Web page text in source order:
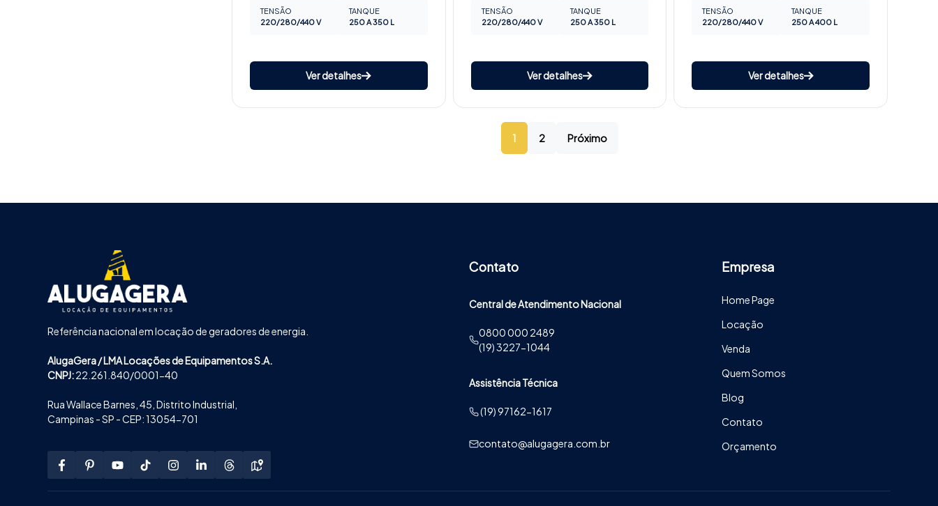
TENSÃO
220/280/440 V
TANQUE
250 A 350 L
Ver detalhes
TENSÃO
220/280/440 V
TANQUE
250 A 350 L
Ver detalhes
TENSÃO
220/280/440 V
TANQUE
250 A 400 L
Ver detalhes
1 2 Próximo
Referência nacional em locação de geradores de energia.
AlugaGera / LMA Locações de Equipamentos S.A.
CNPJ:22.261.840/0001-40
Rua Wallace Barnes, 45, Distrito Industrial,
Campinas - SP - CEP: 13054-701
Contato
Central de Atendimento Nacional
0800 000 2489
(19) 3227-1044
Assistência Técnica
(19) 97162-1617
contato@alugagera.com.br
Empresa
Home Page
Locação
Venda
Quem Somos
Blog
Contato
Orçamento